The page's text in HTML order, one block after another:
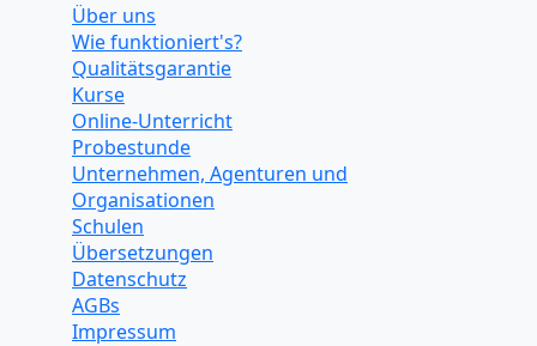
Über uns
Wie funktioniert's?
Qualitätsgarantie
Kurse
Online-Unterricht
Probestunde
Unternehmen, Agenturen und
Organisationen
Schulen
Übersetzungen
Datenschutz
AGBs
Impressum